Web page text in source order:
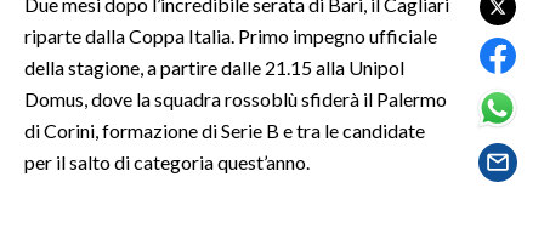
CULTURA
SPETTACOLI
riparte dalla Coppa Italia. Primo impegno ufficiale
della stagione, a partire dalle 21.15 alla Unipol
Domus, dove la squadra rossoblù sfiderà il Palermo
di Corini, formazione di Serie B e tra le candidate
per il salto di categoria quest’anno.